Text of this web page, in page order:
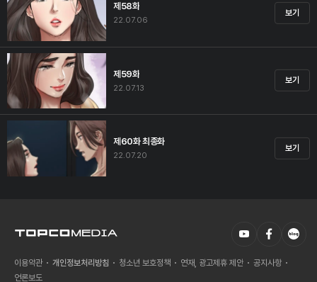
제58화
22.07.06
보기
제59화
22.07.13
보기
제60화 최종화
22.07.20
보기
이용약관 개인정보처리방침 청소년 보호정책 연재, 광고제휴 제안
공지사항
언론보도